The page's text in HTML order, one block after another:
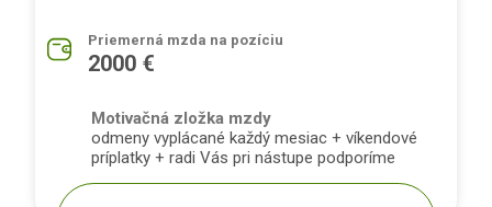
Priemerná mzda na pozíciu
2000 €
Motivačná zložka mzdy
odmeny vyplácané každý mesiac + víkendové
príplatky + radi Vás pri nástupe podporíme